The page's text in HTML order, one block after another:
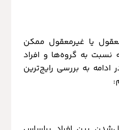
یا غیرمعقول ممکن
نسبت به گروه‌ها و افراد
به بررسی رایج‌ترین